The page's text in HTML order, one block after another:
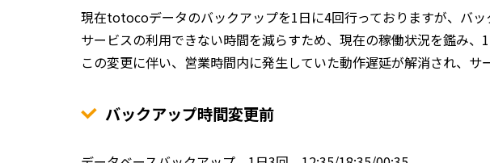
現在totocoデータのバックアップを1日に4回行っておりますが、バ
サービスの利用できない時間を減らすため、現在の稼働状況を鑑み、
この変更に伴い、営業時間内に発生していた動作遅延が解消され、サ
バックアップ時間変更前